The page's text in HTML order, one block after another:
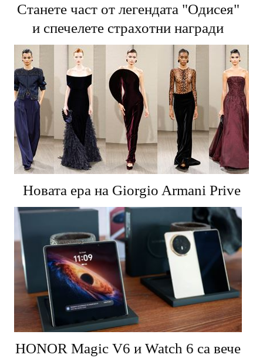
Станете част от легендата "Одисея"
и спечелете страхотни награди
Новата ера на Giorgio Armani Prive
HONOR Magic V6 и Watch 6 са вече